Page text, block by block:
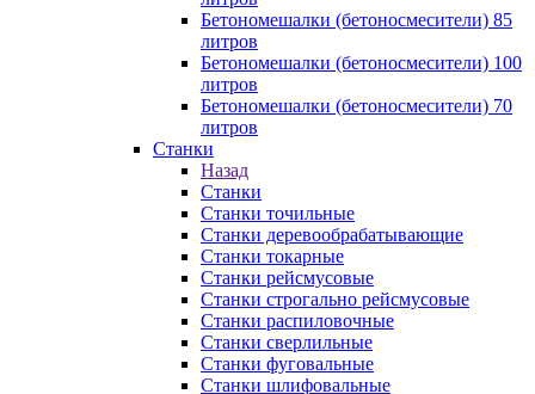
Бетономешалки (бетоносмесители) 85
литров
Бетономешалки (бетоносмесители) 100
литров
Бетономешалки (бетоносмесители) 70
литров
Станки
Назад
Станки
Станки точильные
Станки деревообрабатывающие
Станки токарные
Станки рейсмусовые
Станки строгально рейсмусовые
Станки распиловочные
Станки сверлильные
Станки фуговальные
Станки шлифовальные